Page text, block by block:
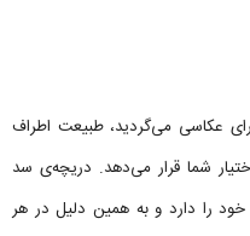
عکاسی می‌گردید، طبیعت اطراف
شما قرار می‌دهد. دریچه‌ی سد
را دارد و به همین دلیل در هر